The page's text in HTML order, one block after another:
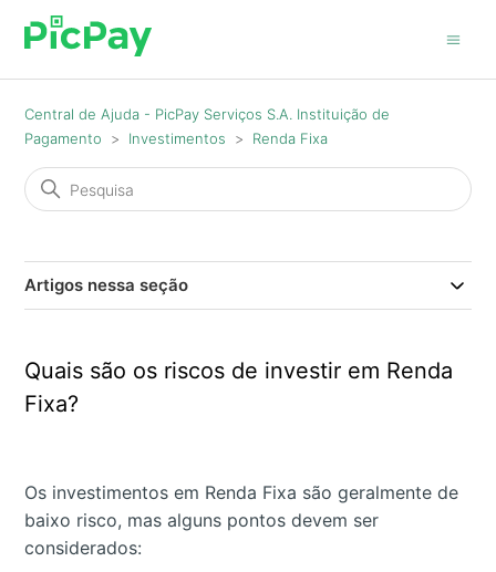
Central de Ajuda - PicPay Serviços S.A. Instituição de
Pagamento
Investimentos Renda Fixa
Artigos nessa seção
Quais são os riscos de investir em Renda
Fixa?
Os investimentos em Renda Fixa são geralmente de
baixo risco, mas alguns pontos devem ser
considerados: